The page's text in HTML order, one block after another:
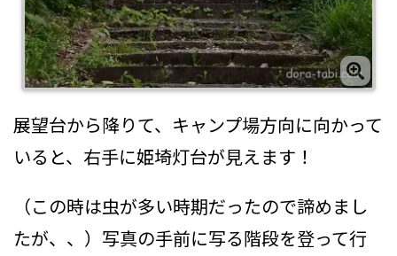
展望台から降りて、キャンプ場方向に向かって
いると、右手に姫埼灯台が見えます！
（この時は虫が多い時期だったので諦めまし
たが、、）写真の手前に写る階段を登って行